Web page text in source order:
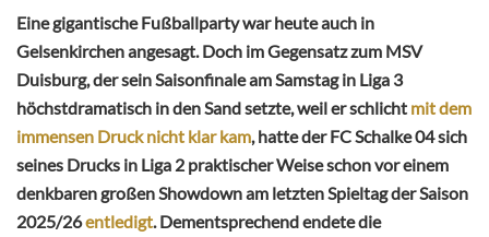
Eine gigantische Fußballparty war heute auch in
Gelsenkirchen angesagt. Doch im Gegensatz zum MSV
Duisburg, der sein Saisonfinale am Samstag in Liga 3
höchstdramatisch in den Sand setzte, weil er schlicht mit dem
immensen Druck nicht klar kam, hatte der FC Schalke 04 sich
seines Drucks in Liga 2 praktischer Weise schon vor einem
denkbaren großen Showdown am letzten Spieltag der Saison
2025/26entledigt. Dementsprechend endete die